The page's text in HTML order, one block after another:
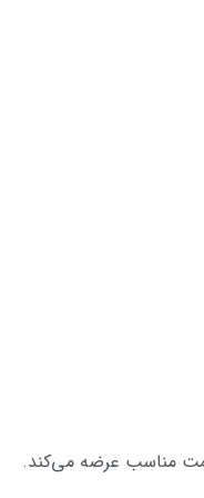
مناسب عرضه می‌کند.